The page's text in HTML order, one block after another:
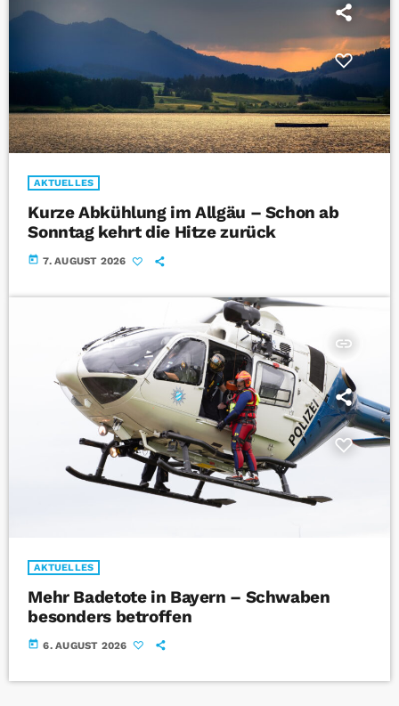
AKTUELLES
Kurze Abkühlung im Allgäu – Schon ab
Sonntag kehrt die Hitze zurück
today 7. AUGUST 2026
insert_link
AKTUELLES
Mehr Badetote in Bayern – Schwaben
besonders betroffen
today 6. AUGUST 2026